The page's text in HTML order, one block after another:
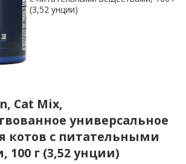
Cat Mix,
универсальное
котов с питательными
100 г (3,52 унции)